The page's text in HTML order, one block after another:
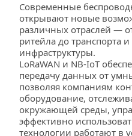
Современные
открывают новые
различных отраслей —
ритейла до транспорта
инфраструктуры.
LoRaWAN и NB-IoT
передачу данных от
позволяя компаниям
оборудование,
окружающей среды,
эффективно
технологии работают в